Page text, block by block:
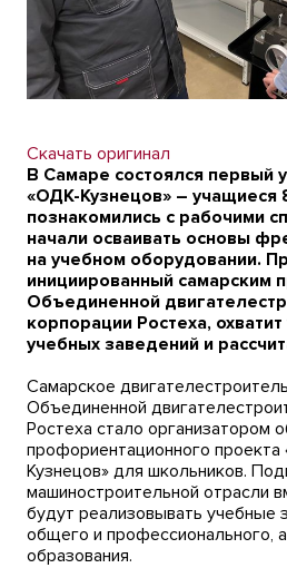
Скачать оригинал
В Самаре состоялся первый
«ОДК-Кузнецов» –
познакомились с рабочими
начали осваивать основы
на учебном оборудовании.
инициированный самарским
Объединенной
корпорации Ростеха,
учебных заведений и
Самарское
Объединенной
Ростеха стало организатором
профориентационного
Кузнецов» для школьников.
машиностроительной отрасли
будут реализовывать учебные
общего и профессионального,
образования.